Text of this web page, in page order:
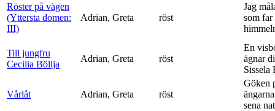
Röster på vägen
(Yttersta domen:
III)
Adrian, Greta röst
Jag
som
Till jungfru
Cecilia Böllja
Adrian, Greta röst
En
ägnar
Sissela
Vårlåt Adrian, Greta röst
Göken
sena